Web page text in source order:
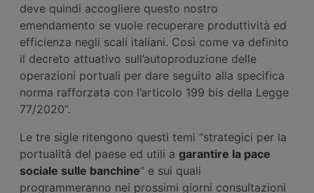
deve quindi accogliere questo nostro
emendamento se vuole recuperare produttività ed
efficienza negli scali italiani. Così come va definito
il decreto attuativo sull’autoproduzione delle
operazioni portuali per dare seguito alla specifica
norma rafforzata con l’articolo 199 bis della Legge
77/2020”.
Le tre sigle ritengono questi temi “strategici per la
portualità del paese ed utili a garantire la pace
sociale sulle banchine” e sui quali
programmeranno nei prossimi giorni consultazioni